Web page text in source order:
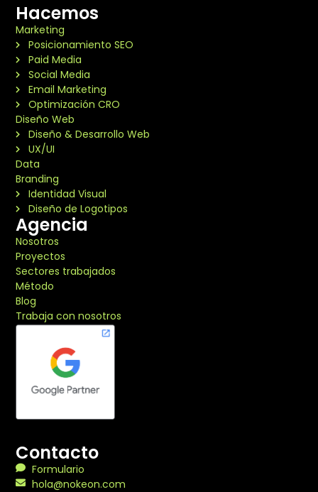
Hacemos
Marketing
Posicionamiento SEO
Paid Media
Social Media
Email Marketing
Optimización CRO
Diseño Web
Diseño & Desarrollo Web
UX/UI
Data
Branding
Identidad Visual
Diseño de Logotipos
Agencia
Nosotros
Proyectos
Sectores trabajados
Método
Blog
Trabaja con nosotros
Contacto
Formulario
hola@nokeon.com